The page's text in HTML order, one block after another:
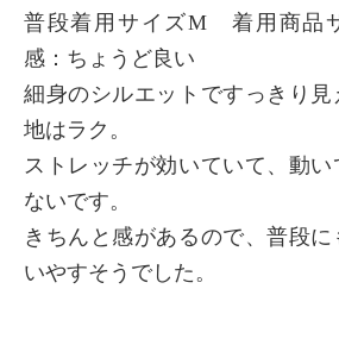
普段着用サイズM 着用商品
感：ちょうど良い
細身のシルエットですっきり
地はラク。
ストレッチが効いていて、動
ないです。
きちんと感があるので、普段
いやすそうでした。